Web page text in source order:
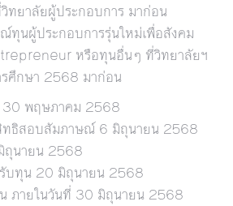
วิทยาลัยผู้ประกอบการ มาก่อน
ทุนผู้ประกอบการรุ่นใหม่เพื่อสังคม
หรือทุนอื่นๆ ที่วิทยาลัยฯ
รศึกษา 2568 มาก่อน
30 พฤษภาคม 2568
ทธิสอบสัมภาษณ์ 6 มิถุนายน 2568
นายน 2568
รับทุน 20 มิถุนายน 2568
ภายในวันที่ 30 มิถุนายน 2568